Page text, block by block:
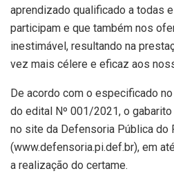
aprendizado qualificado a todas
participam e que também nos
inestimável, resultando na
vez mais célere e eficaz aos
De acordo com o especificado
do edital Nº 001/2021, o
no site da Defensoria Pública do
(www.defensoria.pi.def.br), em
a realização do certame.